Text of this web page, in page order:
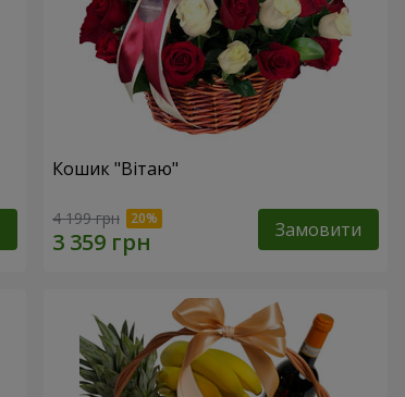
Кошик "Вітаю"
4 199 грн Замовити